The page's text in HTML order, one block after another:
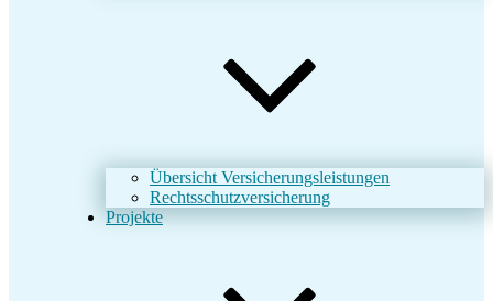
Übersicht Versicherungsleistungen
Rechtsschutzversicherung
Projekte